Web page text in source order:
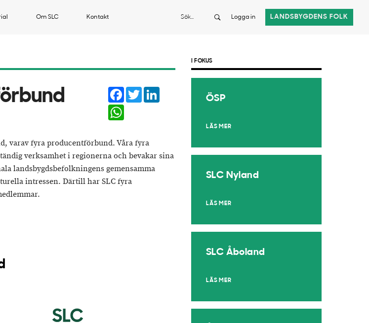
Om SLC Kontakt Sök Logga in LANDSBYGDENS FOLK
Facebook
Twitter
varav fyra producentförbund. Våra fyra
verksamhet i regionerna och bevakar sina
landsbygdsbefolkningens gemensamma
intressen. Därtill har SLC fyra
I FOKUS
ÖSP
LÄS MER
SLC Nyland
LÄS MER
SLC Åboland
LÄS MER